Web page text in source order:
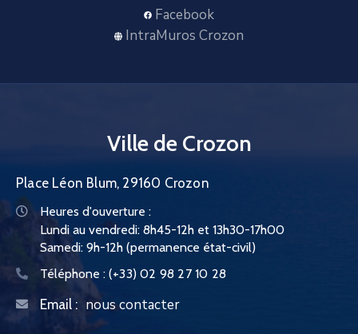
Facebook
IntraMuros Crozon
Ville de Crozon
Place Léon Blum, 29160 Crozon
Heures d'ouverture :
Lundi au vendredi: 8h45-12h et 13h30-17h00
Samedi: 9h-12h (permanence état-civil)
Téléphone : (+33) 02 98 27 10 28
Email : nous contacter